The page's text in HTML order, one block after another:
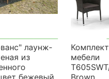
лаунж-
из
бежевый
мебели
Brown